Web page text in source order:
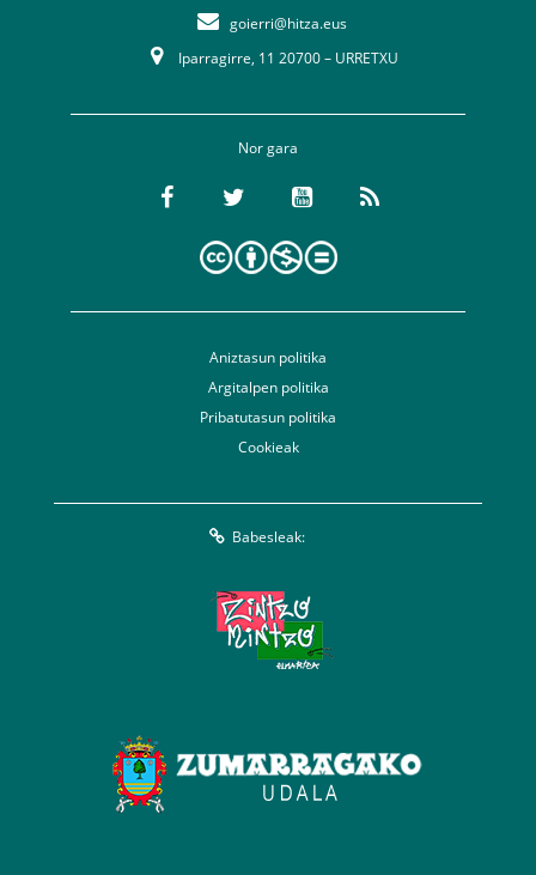
goierri@hitza.eus
Iparragirre, 11 20700 – URRETXU
Nor gara
Aniztasun politika
Argitalpen politika
Pribatutasun politika
Cookieak
Babesleak: